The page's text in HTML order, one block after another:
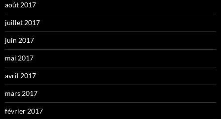
août 2017
juillet 2017
juin 2017
mai 2017
avril 2017
mars 2017
février 2017